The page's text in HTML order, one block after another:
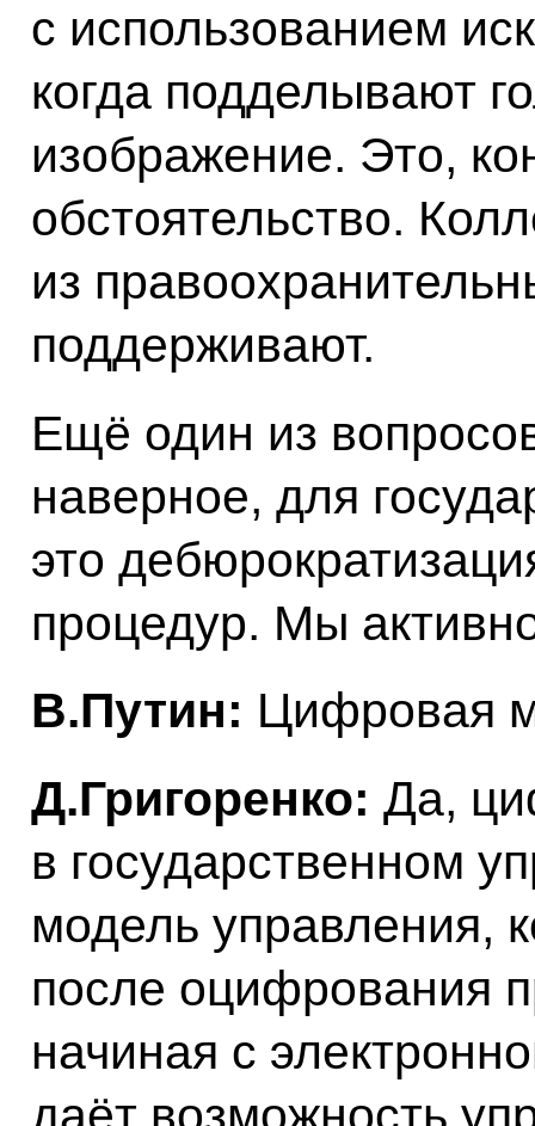
с использованием
когда подделывают
изображение. Это,
обстоятельство.
из
поддерживают.
Ещё один из
наверное, для
это
процедур. Мы
В.Путин: Цифровая
Д.Григоренко: Да,
в государственном
модель управления,
после оцифрования
начиная с
даёт возможность